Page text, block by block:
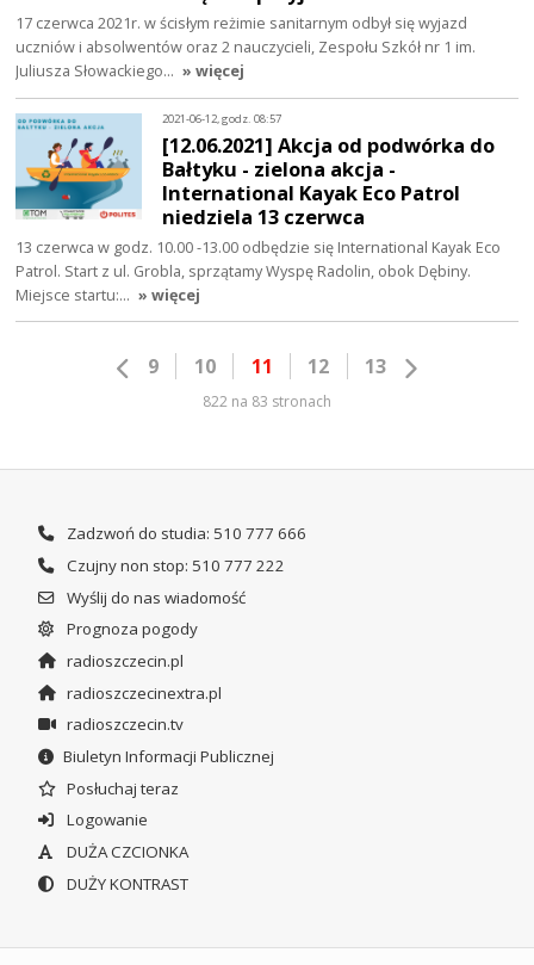
17 czerwca 2021r. w ścisłym reżimie sanitarnym odbył się wyjazd
uczniów i absolwentów oraz 2 nauczycieli, Zespołu Szkół nr 1 im.
Juliusza Słowackiego… » więcej
2021-06-12, godz. 08:57
[12.06.2021] Akcja od podwórka do
Bałtyku - zielona akcja -
International Kayak Eco Patrol
niedziela 13 czerwca
13 czerwca w godz. 10.00 -13.00 odbędzie się International Kayak Eco
Patrol. Start z ul. Grobla, sprzątamy Wyspę Radolin, obok Dębiny.
Miejsce startu:… » więcej
9 10 11 12 13
822 na 83 stronach
Zadzwoń do studia: 510 777 666
Czujny non stop: 510 777 222
Wyślij do nas wiadomość
Prognoza pogody
radioszczecin.pl
radioszczecinextra.pl
radioszczecin.tv
Biuletyn Informacji Publicznej
Posłuchaj teraz
Logowanie
DUŻA CZCIONKA
DUŻY KONTRAST